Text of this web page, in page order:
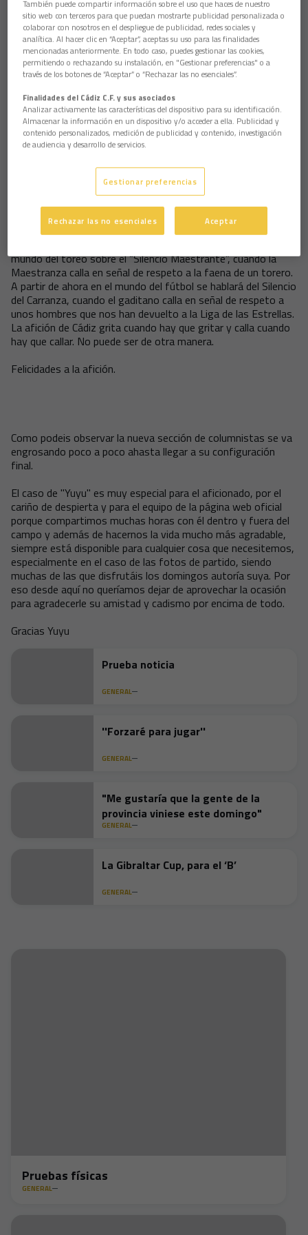
gritos celebrando ese gol. Pero la afición de Cádiz ha
madurado y aquí solo se piensa en bienes terrenales y no
galácticos. Incluso los que no han madurado han entendido
muy bien la vergüenza que supone celebrar un tanto
merengue siendo gaditano y optaron por el sonido del
silencio. Posiblemente en Cádiz sigue habiendo aficionados al
Real Madrid, pero el domingo era cuestión de orgullo. Querían
como mínimo un 1-0, y después toda la suerte del mundo al
Madrid, hasta la segunda vuelta, por supuesto. Estoy
completamente seguro que Carranza será de los pocos,
pocos estadios donde el Real Madrid juegue auténticamente
mucho que acudieran al Carranza a ver las evoluciones de Raúl
López o Varela, pero que cuando marcó el Madrid se quedaron
en sus asientos, como pegados con Loctite, y debieron
pensar; “用製品取扱店のご紹介から、ご商談手配までお
手”, que traducido resulta “como yo grite aquí no vuelvo a
mundo del toreo sobre el “Silencio Maestrante”, cuando la
Maestranza calla en señal de respeto a la faena de un torero.
A partir de ahora en el mundo del fútbol se hablará del Silencio
del Carranza, cuando el gaditano calla en señal de respeto a
unos hombres que nos han devuelto a la Liga de las Estrellas.
La afición de Cádiz grita cuando hay que gritar y calla cuando
hay que callar. No puede ser de otra manera.
Felicidades a la afición.
Como podeis observar la nueva sección de columnistas se va
engrosando poco a poco ahasta llegar a su configuración
final.
El caso de "Yuyu" es muy especial para el aficionado, por el
cariño de despierta y para el equipo de la página web oficial
porque compartimos muchas horas con él dentro y fuera del
campo y además de hacernos la vida mucho más agradable,
siempre está disponible para cualquier cosa que necesitemos,
especialmente en el caso de las fotos de partido, siendo
muchas de las que disfrutáis los domingos autoría suya. Por
eso desde aquí no queríamos dejar de aprovechar la ocasión
para agradecerle su amistad y cadismo por encima de todo.
Gracias Yuyu
Prueba noticia
GENERAL
''Forzaré para jugar''
GENERAL
"Me gustaría que la gente de la
provincia viniese este domingo"
GENERAL
La Gibraltar Cup, para el ‘B’
GENERAL
Pruebas físicas
GENERAL
También puede compartir información sobre el uso que haces de nuestro
sitio web con terceros para que puedan mostrarte publicidad personalizada o
colaborar con nosotros en el despliegue de publicidad, redes sociales y
analítica. Al hacer clic en “Aceptar”, aceptas su uso para las finalidades
mencionadas anteriormente. En todo caso, puedes gestionar las cookies,
permitiendo o rechazando su instalación, en "Gestionar preferencias" o a
través de los botones de “Aceptar” o “Rechazar las no esenciales”.
Finalidades del Cádiz C.F. y sus asociados
Analizar activamente las características del dispositivo para su identificación.
Almacenar la información en un dispositivo y/o acceder a ella. Publicidad y
contenido personalizados, medición de publicidad y contenido, investigación
de audiencia y desarrollo de servicios.
Gestionar preferencias
Rechazar las no esenciales Aceptar